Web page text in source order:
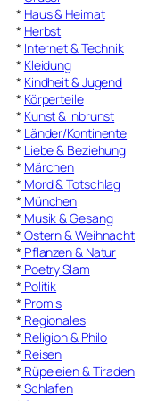
* Haus & Heimat
* Herbst
* Internet & Technik
* Kleidung
* Kindheit & Jugend
* Körperteile
* Kunst & Inbrunst
* Länder/Kontinente
* Liebe & Beziehung
* Märchen
* Mord & Totschlag
* München
* Musik & Gesang
* Ostern & Weihnacht
* Pflanzen & Natur
* Poetry Slam
* Politik
* Promis
* Regionales
* Religion & Philo
* Reisen
* Rüpeleien & Tiraden
* Schlafen